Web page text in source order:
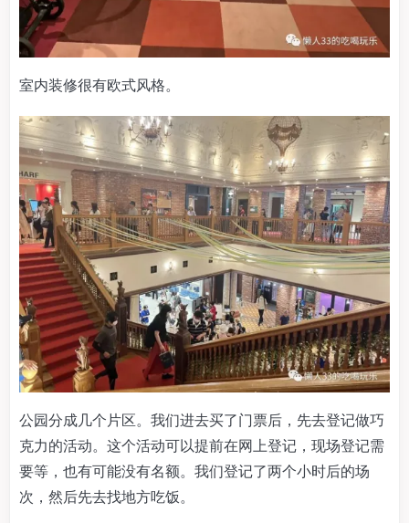
室内装修很有欧式风格。
公园分成几个片区。我们进去买了门票后，先去登记做巧
克力的活动。这个活动可以提前在网上登记，现场登记需
要等，也有可能没有名额。我们登记了两个小时后的场
次，然后先去找地方吃饭。